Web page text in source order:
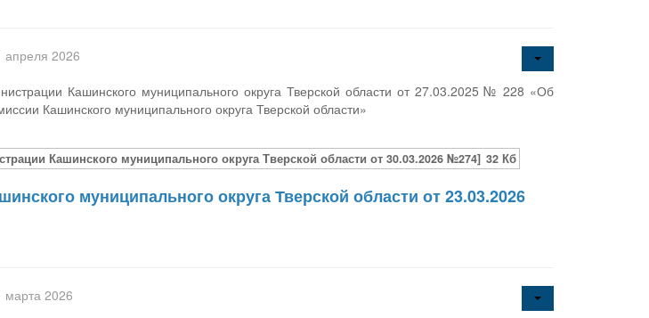
апреля 2026
Кашинского муниципального округа Тверской области от 27.03.2025 № 228 «Об
Кашинского муниципального округа Тверской области»
Кашинского муниципального округа Тверской области от 30.03.2026 №274] 32 Кб
муниципального округа Тверской области от 23.03.2026
марта 2026